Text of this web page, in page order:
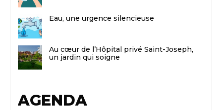
Eau, une urgence silencieuse
Au cœur de l’Hôpital privé Saint-Joseph,
un jardin qui soigne
AGENDA